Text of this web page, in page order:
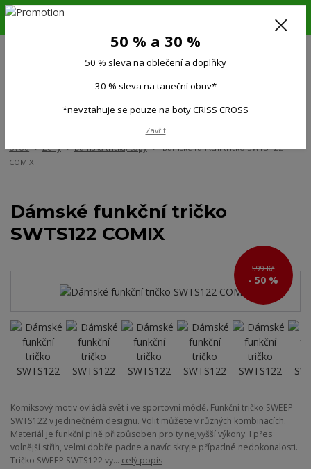
6.-16.8.26. DOVOLENÁ !!! 50 % SLEVA na všechno oblečení a doplňky !!!
(Po-Pá 9:00-15.00)
Úvod Ženy Dámská trička, topy
Dámské funkční tričko SWTS122
COMIX
Dámské funkční tričko
SWTS122 COMIX
599 Kč
- 50 %
Komiksový motiv ovládá svět i ve sportovní módě. Funkční tričko SWEEP
SWTS122 v jedinečném designu. Volit můžete v různých kombinacích.
Materiál je funkční plně přizpůsoben pro ty nejvyšší výkony. I přes
volnější střih, velmi dobře padne a navíc skryje případné nedokonalosti.
Tričko SWEEP SWTS122 vy... celý popis
50 % a 30 %
50 % sleva na oblečení a doplňky
30 % sleva na taneční obuv*
*nevztahuje se pouze na boty CRISS CROSS
Zavřít